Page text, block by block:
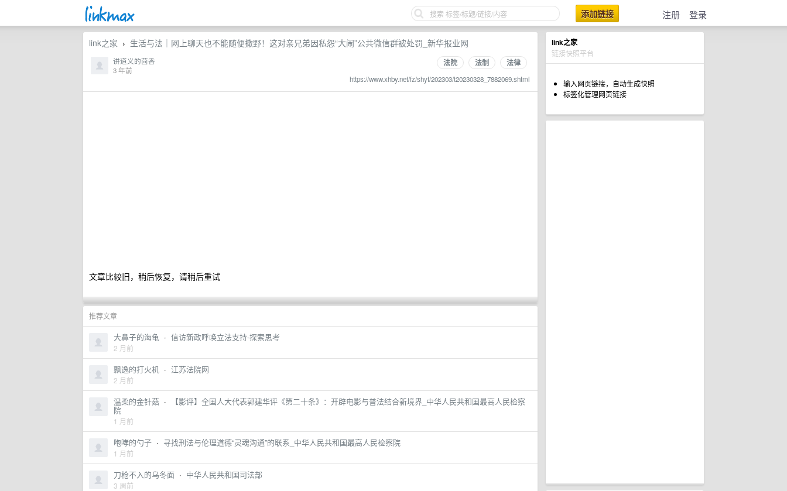
添加链接 注册 登录
link之家
链接快照平台
输入网页链接，自动生成快照
标签化管理网页链接
link之家 › 生活与法｜网上聊天也不能随便撒野！这对亲兄弟因私怨“大闹”公共微信群被处罚_新华报业网
法院 法制 法律
https://www.xhby.net/fz/shyf/202303/t20230328_7882069.shtml
讲道义的茴香
3 年前
文章比较旧，稍后恢复，请稍后重试
推荐文章
大鼻子的海龟 · 信访新政呼唤立法支持-探索思考
2 月前
飘逸的打火机 · 江苏法院网
2 月前
温柔的金针菇 · 【影评】全国人大代表郭建华评《第二十条》：开辟电影与普法结合新境界_中华人民共和国最高人民检察
院
1 月前
咆哮的勺子 · 寻找刑法与伦理道德“灵魂沟通”的联系_中华人民共和国最高人民检察院
1 月前
刀枪不入的乌冬面 · 中华人民共和国司法部
3 周前